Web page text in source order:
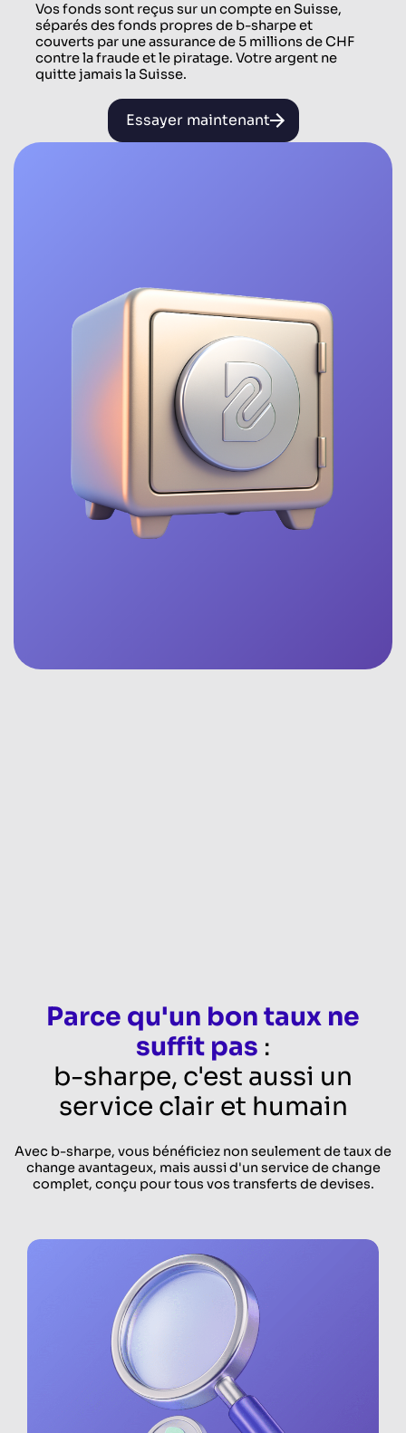
Vos fonds sont reçus sur un compte en Suisse,
séparés des fonds propres de b-sharpe et
couverts par une assurance de 5 millions de CHF
contre la fraude et le piratage. Votre argent ne
quitte jamais la Suisse.
Essayer maintenant
Parce qu'un bon taux ne
suffit pas :
b-sharpe, c'est aussi un
service clair et humain
Avec b-sharpe, vous bénéficiez non seulement de taux de
change avantageux, mais aussi d'un service de change
complet, conçu pour tous vos transferts de devises.